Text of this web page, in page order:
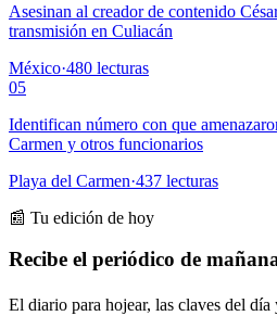
Asesinan al creador de contenido
transmisión en Culiacán
México·480 lecturas
05
Identifican número con que
Carmen y otros funcionarios
Playa del Carmen·437 lecturas
📰 Tu edición de hoy
Recibe el periódico de
El diario para hojear, las claves del